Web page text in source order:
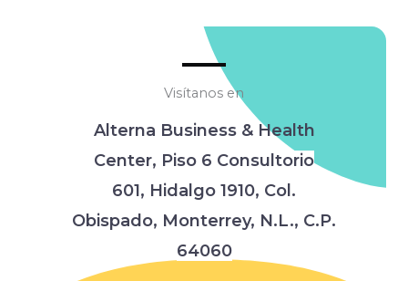
Visítanos en
Alterna Business & Health
Center, Piso 6 Consultorio
601, Hidalgo 1910, Col.
Obispado, Monterrey, N.L., C.P.
64060